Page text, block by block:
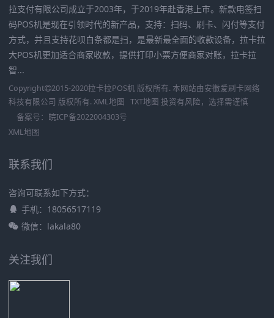
拉支付有限公司成立于2003年，于2019年赴香港上市。新款电签扫
码POS机是现在引领时代的新产品，支持：扫码、刷卡、闪付等支付
方式，并且支持花呗白条都是扫，是最新最全面的收款设备，拉卡拉
大POS机更加适合商家收款，提供打印小票方便商家对账，拉卡拉
智...
Copyright 2015-2020拉卡拉POS机 版权所有. 本网站由安徽爱刷卡网络
科技有限公司 版权所有. XML地图 TXT地图 投资有风险，选择需谨慎
备案号： 皖ICP备2022004303号
XML地图
联系我们
咨询可联系如下方式：
手机：18056517119
微信：lakala80
关注我们